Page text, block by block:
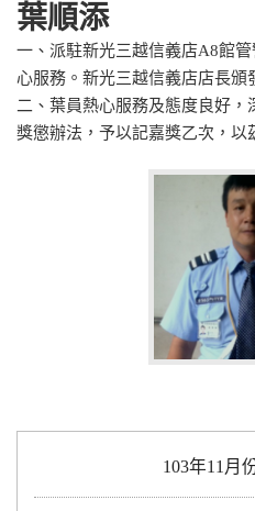
103年11月
葉順添
一、派駐新光三越信義店A8館
心服務。新光三越信義店店長頒
二、葉員熱心服務及態度良好，
獎懲辦法，予以記嘉獎乙次，以